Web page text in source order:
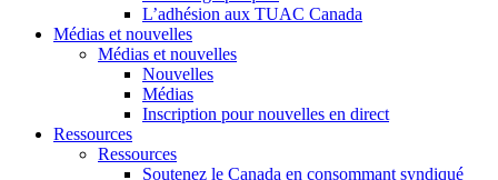
L’adhésion aux TUAC Canada
Médias et nouvelles
Médias et nouvelles
Nouvelles
Médias
Inscription pour nouvelles en direct
Ressources
Ressources
Soutenez le Canada en consommant syndiqué